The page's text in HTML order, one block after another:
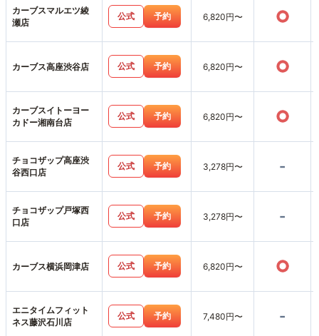
カーブスマルエツ綾
瀬店
公式 予約 6,820円〜 ○
カーブス高座渋谷店 公式 予約 6,820円〜 ○
カーブスイトーヨー
カドー湘南台店
公式 予約 6,820円〜 ○
チョコザップ高座渋
谷西口店
公式 予約 3,278円〜 -
チョコザップ戸塚西
口店
公式 予約 3,278円〜 -
カーブス横浜岡津店 公式 予約 6,820円〜 ○
エニタイムフィット
ネス藤沢石川店
公式 予約 7,480円〜 -